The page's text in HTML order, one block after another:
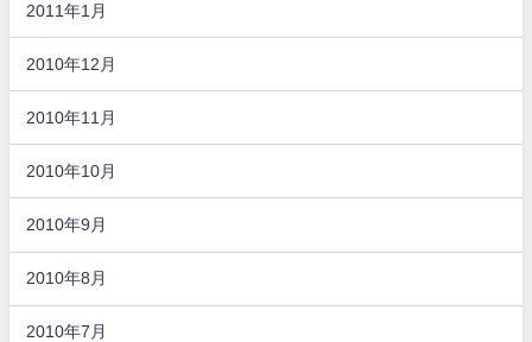
2011年1月
2010年12月
2010年11月
2010年10月
2010年9月
2010年8月
2010年7月